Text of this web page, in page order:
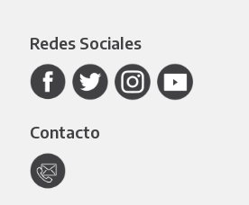
Redes Sociales
Contacto